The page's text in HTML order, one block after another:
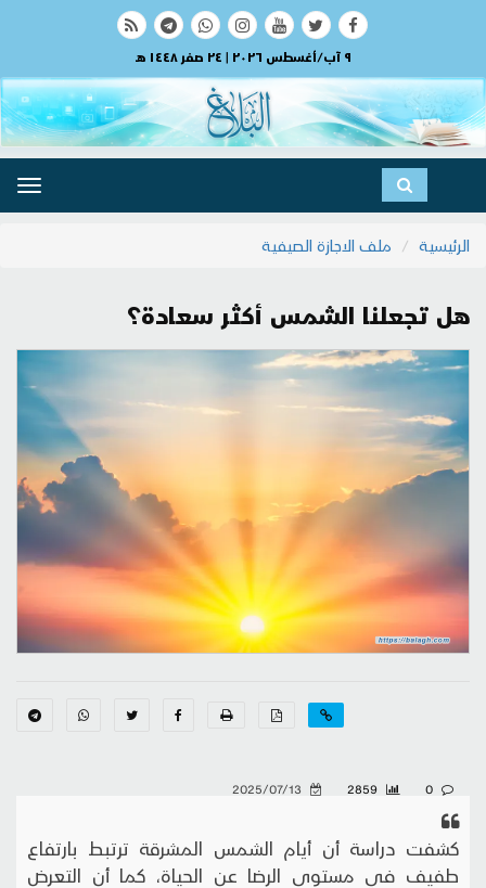
٩ آب/أغسطس ٢٠٢٦ | ٢٤ صفر ١٤٤٨ هـ
الرئيسية
ملف الاجازة الصيفية
هل تجعلنا الشمس أكثر سعادة؟
كشفت دراسة أن أيام الشمس المشرقة ترتبط بارتفاع
طفيف في مستوى الرضا عن الحياة، كما أن التعرض